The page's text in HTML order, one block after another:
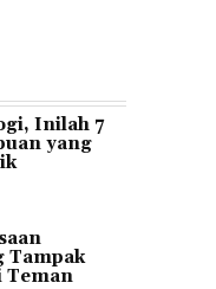
Inilah 7
yang
Tampak
Teman